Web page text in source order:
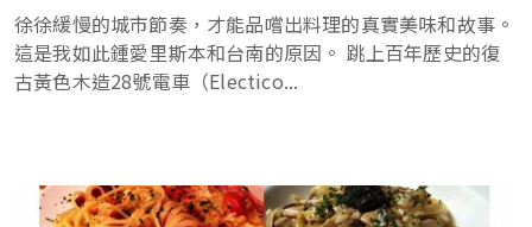
徐徐緩慢的城市節奏，才能品嚐出料理的真實美味和故事。
這是我如此鍾愛里斯本和台南的原因。 跳上百年歷史的復
古黃色木造28號電車（Electico...